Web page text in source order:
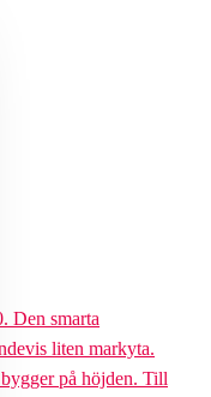
Den smarta
liten markyta.
på höjden. Till